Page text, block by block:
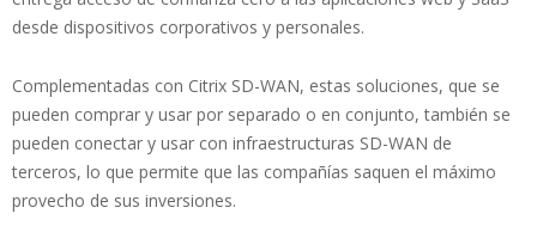
desde dispositivos corporativos y personales.
Complementadas con Citrix SD-WAN, estas soluciones, que se
pueden comprar y usar por separado o en conjunto, también se
pueden conectar y usar con infraestructuras SD-WAN de
terceros, lo que permite que las compañías saquen el máximo
provecho de sus inversiones.